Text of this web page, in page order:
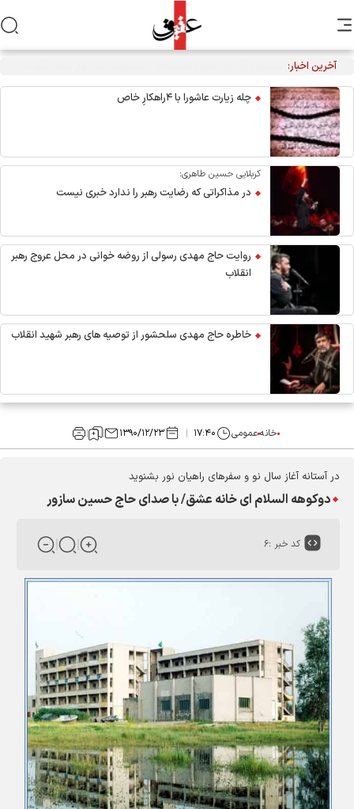
آخرین اخبار: آمریکا با ترور رهبری، پدر ایرانی‌ها را به شهادت رسانده و ما با
آمریکایی‌ها پدر کشتگی داریم/ به کمتر از محو اسرائیل و آمریکا
راضی نمی‌شویمچله زیارت عاشورا با ۴راهکارِ خاص
کربلایی حسین طاهری:
در مذاکراتی که رضایت رهبر را ندارد خبری نیست
روایت حاج مهدی رسولی از روضه خوانی در محل عروج رهبر
انقلاب
خاطره حاج مهدی سلحشور از توصیه های رهبر شهید انقلاب
خانهعمومی ۱۷:۴۰ ۱۳۹۰/۱۲/۲۳
در آستانه آغاز سال نو و سفرهای راهیان نور بشنوید
دوکوهه السلام ای خانه عشق/ با صدای حاج حسین سازور
کد خبر :۶